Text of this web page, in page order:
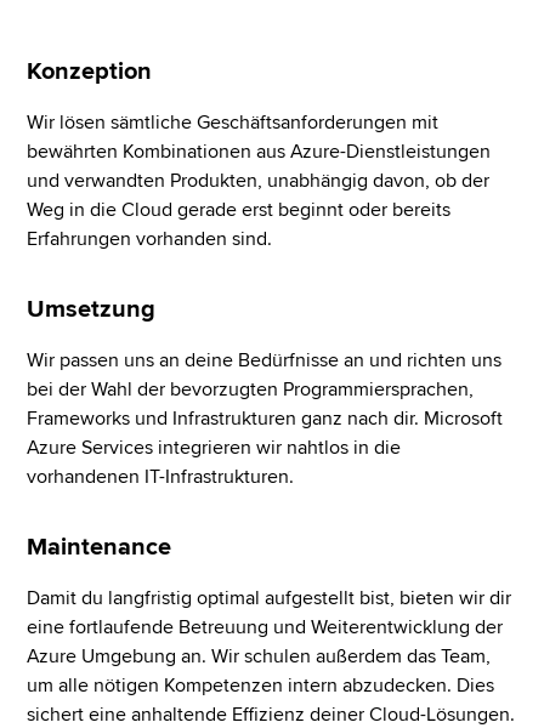
Konzeption
Wir lösen sämtliche Geschäftsanforderungen mit
bewährten Kombinationen aus Azure-Dienstleistungen
und verwandten Produkten, unabhängig davon, ob der
Weg in die Cloud gerade erst beginnt oder bereits
Erfahrungen vorhanden sind.
Umsetzung
Wir passen uns an deine Bedürfnisse an und richten uns
bei der Wahl der bevorzugten Programmiersprachen,
Frameworks und Infrastrukturen ganz nach dir. Microsoft
Azure Services integrieren wir nahtlos in die
vorhandenen IT-Infrastrukturen.
Maintenance
Damit du langfristig optimal aufgestellt bist, bieten wir dir
eine fortlaufende Betreuung und Weiterentwicklung der
Azure Umgebung an. Wir schulen außerdem das Team,
um alle nötigen Kompetenzen intern abzudecken. Dies
sichert eine anhaltende Effizienz deiner Cloud-Lösungen.